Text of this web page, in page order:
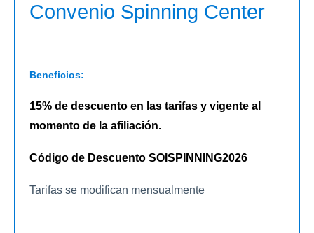
Convenio Spinning Center
Beneficios:
15% de descuento en las tarifas y vigente al
momento de la afiliación.
Código de Descuento SOISPINNING2026
Tarifas se modifican mensualmente